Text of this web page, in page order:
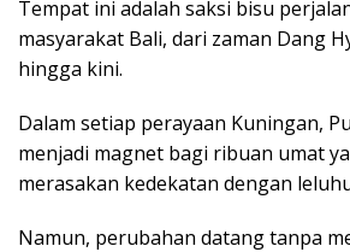
Tempat ini adalah saksi bisu
masyarakat Bali, dari zaman Dang
hingga kini.
Dalam setiap perayaan Kuningan,
menjadi magnet bagi ribuan umat
merasakan kedekatan dengan
Namun, perubahan datang tanpa